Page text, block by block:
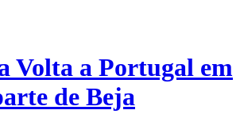
Volta a Portugal em
de Beja